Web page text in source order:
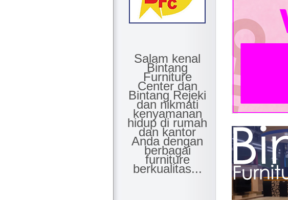
Salam kenal
Bintang
Furniture
Center dan
Bintang Rejeki
dan nikmati
kenyamanan
hidup di rumah
dan kantor
Anda dengan
berbagai
furniture
berkualitas...